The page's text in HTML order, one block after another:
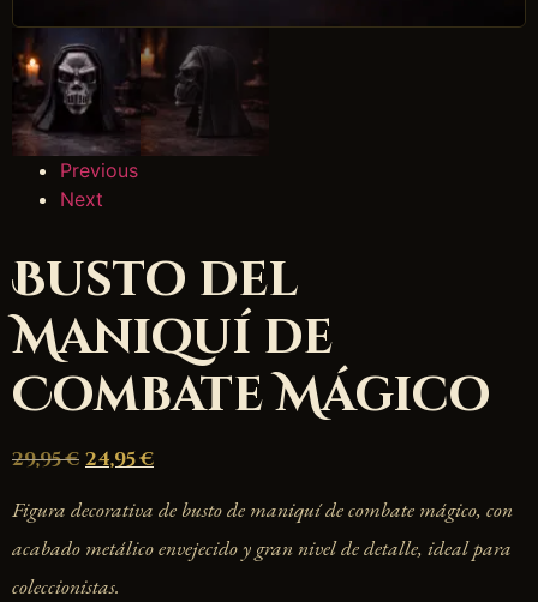
Previous
Next
Busto del
Maniquí de
Combate Mágico
29,95€ 24,95€
Figura decorativa de busto de maniquí de combate mágico, con
acabado metálico envejecido y gran nivel de detalle, ideal para
coleccionistas.